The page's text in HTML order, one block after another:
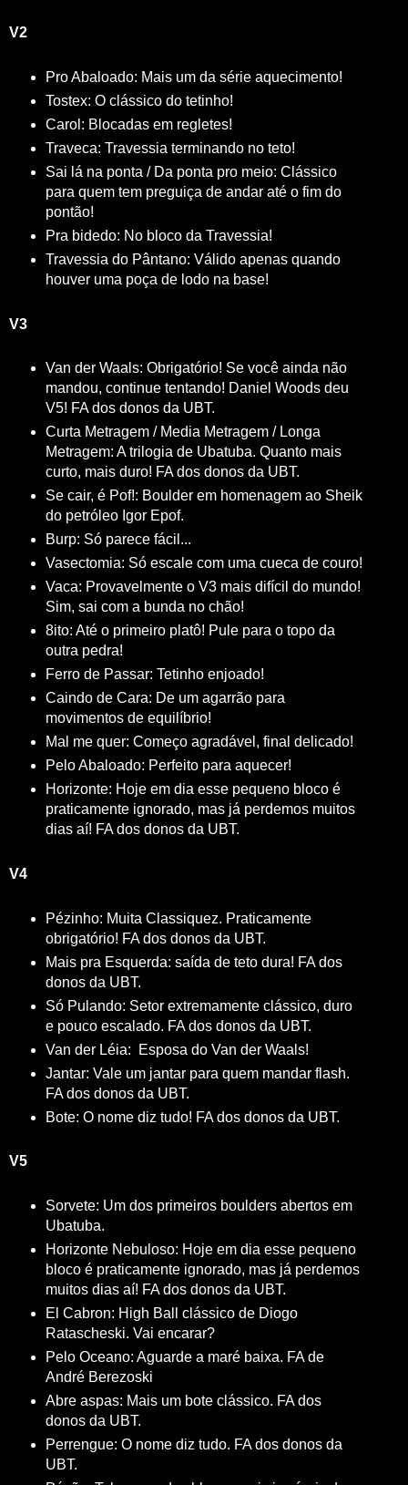
V2
Pro Abaloado: Mais um da série aquecimento!
Tostex: O clássico do tetinho!
Carol: Blocadas em regletes!
Traveca: Travessia terminando no teto!
Sai lá na ponta / Da ponta pro meio: Clássico
para quem tem preguiça de andar até o fim do
pontão!
Pra bidedo: No bloco da Travessia!
Travessia do Pântano: Válido apenas quando
houver uma poça de lodo na base!
V3
Van der Waals: Obrigatório! Se você ainda não
mandou, continue tentando! Daniel Woods deu
V5! FA dos donos da UBT.
Curta Metragem / Media Metragem / Longa
Metragem: A trilogia de Ubatuba. Quanto mais
curto, mais duro! FA dos donos da UBT.
Se cair, é Pof!: Boulder em homenagem ao Sheik
do petróleo Igor Epof.
Burp: Só parece fácil...
Vasectomia: Só escale com uma cueca de couro!
Vaca: Provavelmente o V3 mais difícil do mundo!
Sim, sai com a bunda no chão!
8ito: Até o primeiro platô! Pule para o topo da
outra pedra!
Ferro de Passar: Tetinho enjoado!
Caindo de Cara: De um agarrão para
movimentos de equilíbrio!
Mal me quer: Começo agradável, final delicado!
Pelo Abaloado: Perfeito para aquecer!
Horizonte: Hoje em dia esse pequeno bloco é
praticamente ignorado, mas já perdemos muitos
dias aí! FA dos donos da UBT.
V4
Pézinho: Muita Classiquez. Praticamente
obrigatório! FA dos donos da UBT.
Mais pra Esquerda: saída de teto dura! FA dos
donos da UBT.
Só Pulando: Setor extremamente clássico, duro
e pouco escalado. FA dos donos da UBT.
Van der Léia: Esposa do Van der Waals!
Jantar: Vale um jantar para quem mandar flash.
FA dos donos da UBT.
Bote: O nome diz tudo! FA dos donos da UBT.
V5
Sorvete: Um dos primeiros boulders abertos em
Ubatuba.
Horizonte Nebuloso: Hoje em dia esse pequeno
bloco é praticamente ignorado, mas já perdemos
muitos dias aí! FA dos donos da UBT.
El Cabron: High Ball clássico de Diogo
Ratascheski. Vai encarar?
Pelo Oceano: Aguarde a maré baixa. FA de
André Berezoski
Abre aspas: Mais um bote clássico. FA dos
donos da UBT.
Perrengue: O nome diz tudo. FA dos donos da
UBT.